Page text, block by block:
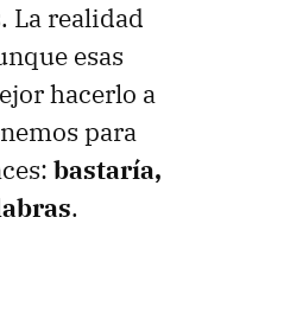
La realidad
esas
hacerlo a
para
bastaría,
.